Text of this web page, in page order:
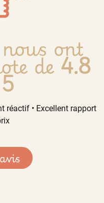
ont
de4.8
réactif • Excellent rapport